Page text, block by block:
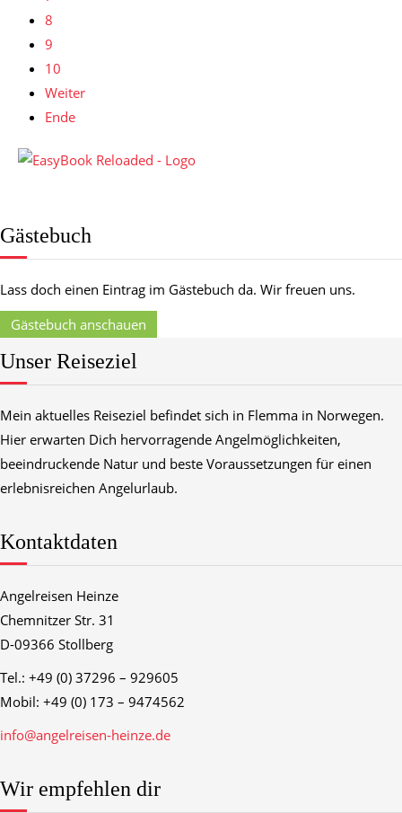
8
9
10
Weiter
Ende
Gästebuch
Lass doch einen Eintrag im Gästebuch da. Wir freuen uns.
Gästebuch anschauen
Unser Reiseziel
Mein aktuelles Reiseziel befindet sich in Flemma in Norwegen.
Hier erwarten Dich hervorragende Angelmöglichkeiten,
beeindruckende Natur und beste Voraussetzungen für einen
erlebnisreichen Angelurlaub.
Kontaktdaten
Angelreisen Heinze
Chemnitzer Str. 31
D-09366 Stollberg
Tel.: +49 (0) 37296 – 929605
Mobil: +49 (0) 173 – 9474562
info@angelreisen-heinze.de
Wir empfehlen dir